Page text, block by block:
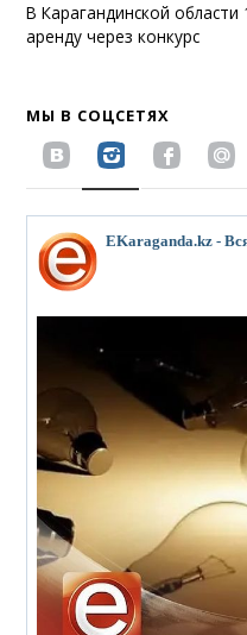
В Карагандинской
аренду через конкурс
МЫ В СОЦСЕТЯХ
EKaraganda.kz -